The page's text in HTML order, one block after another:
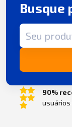
Busque
Termo de busca
90%
usuários